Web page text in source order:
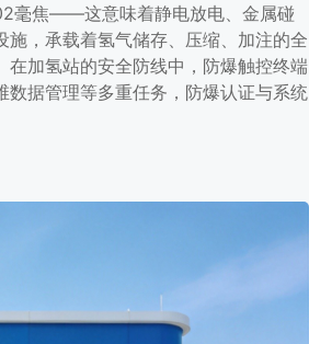
毫焦——这意味着静电放电、金属碰
，承载着氢气储存、压缩、加注的全
加氢站的安全防线中，防爆触控终端
据管理等多重任务，防爆认证与系统